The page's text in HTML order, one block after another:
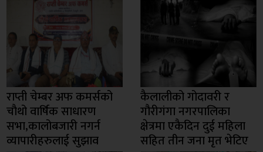
राप्ती चेम्बर अफ कमर्सको
चाैथो वार्षिक साधारण
सभा,कालोबजारी नगर्न
व्यापारीहरुलाई सुझाव
कैलालीको गोदावरी र
गौरीगंगा नगरपालिका
क्षेत्रमा एकैदिन दुई महिला
सहित तीन जना मृत भेटिए